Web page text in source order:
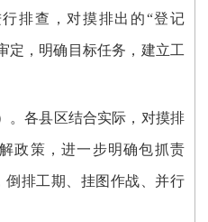
排查， 对摸排出的“登记
定，明确目标任务，建立工
。各县区结合实际， 对摸排
政策，进一步明确包抓责
倒排工期、挂图作战 、并行